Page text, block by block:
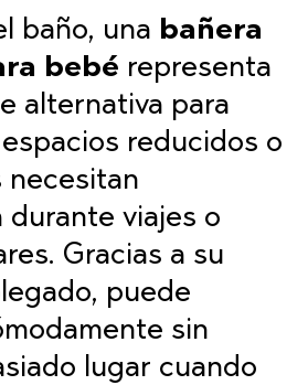
baño, una bañera
bebé representa
alternativa para
reducidos o
necesitan
viajes o
Gracias a su
puede
sin
lugar cuando